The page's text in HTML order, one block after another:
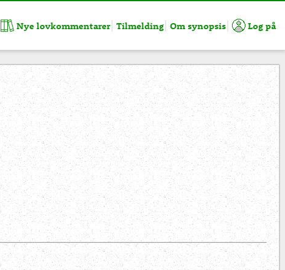
Nye lovkommentarer Tilmelding Om synopsis Log på